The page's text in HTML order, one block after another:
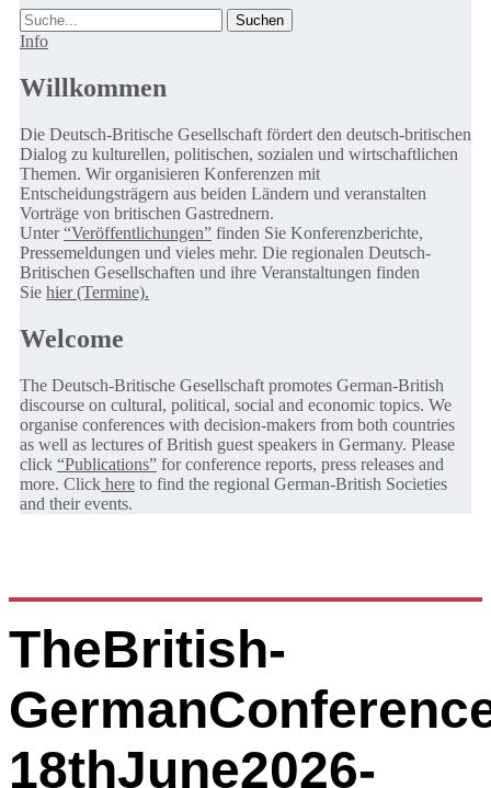
Suche
Info
Willkommen
Die Deutsch-Britische Gesellschaft fördert den deutsch-britischen
Dialog zu kulturellen, politischen, sozialen und wirtschaftlichen
Themen. Wir organisieren Konferenzen mit
Entscheidungsträgern aus beiden Ländern und veranstalten
Vorträge von britischen Gastrednern.
Unter“Veröffentlichungen” finden Sie Konferenzberichte,
Pressemeldungen und vieles mehr. Die regionalen Deutsch-
Britischen Gesellschaften und ihre Veranstaltungen finden
Sie hier (Termine).
Welcome
The Deutsch-Britische Gesellschaft promotes German-British
discourse on cultural, political, social and economic topics. We
organise conferences with decision-makers from both countries
as well as lectures of British guest speakers in Germany. Please
click “Publications” for conference reports, press releases and
more. Click here to find the regional German-British Societies
and their events.
TheBritish-
18thJune2026-